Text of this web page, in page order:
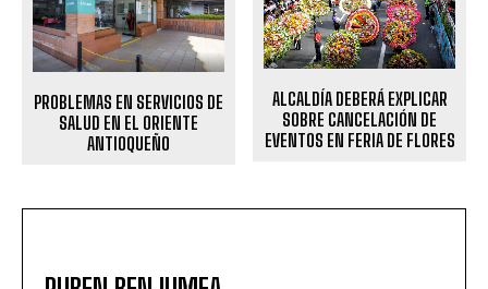
PROBLEMAS EN SERVICIOS DE
SALUD EN EL ORIENTE
ANTIOQUEÑO
ALCALDÍA DEBERÁ EXPLICAR
SOBRE CANCELACIÓN DE
EVENTOS EN FERIA DE FLORES